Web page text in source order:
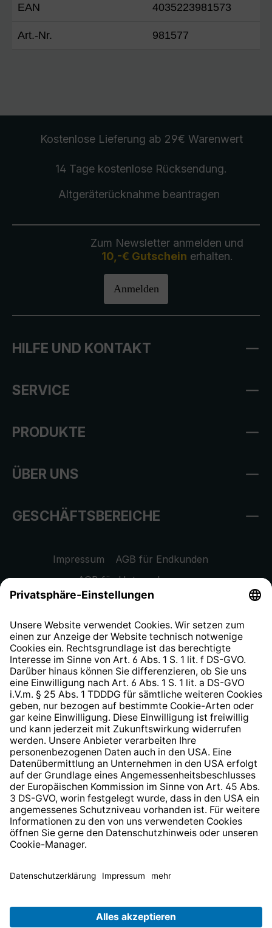
EAN 4035223981573
Art.-Nr. 981577
Kostenlose Lieferung ab 29€ Warenwert
14 Tage kostenlose Rücksendung.
Altgeräterücknahmebeantragen
Zum Newsletter anmelden und
10,-€ Gutschein erhalten.
Anmelden
HILFE UND KONTAKT
SERVICE
PRODUKTE
ÜBER UNS
GESCHÄFTSBEREICHE
Impressum
AGB für Endkunden
AGB für Unternehmen
Datenschutzhinweis
Widerrufsrecht
Hinweisgeberschutzsystem
Barrierefreiheit
* Alle Preise inkl. gesetzl. Mehrwertsteuer zzgl.
anders angegeben.
© 2026 TechniSat Digital GmbH